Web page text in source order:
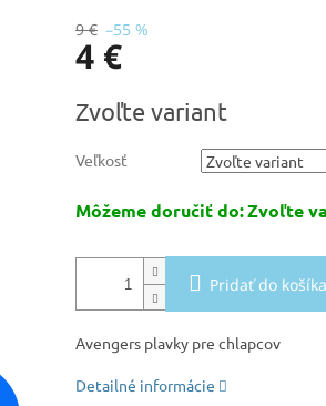
9 € –55 %
4 €
cena:
Zvoľte variant
Veľkosť
Môžeme doručiť do:Zvoľte
Pridať do košíka
Avengers plavky pre chlapcov
Detailné informácie